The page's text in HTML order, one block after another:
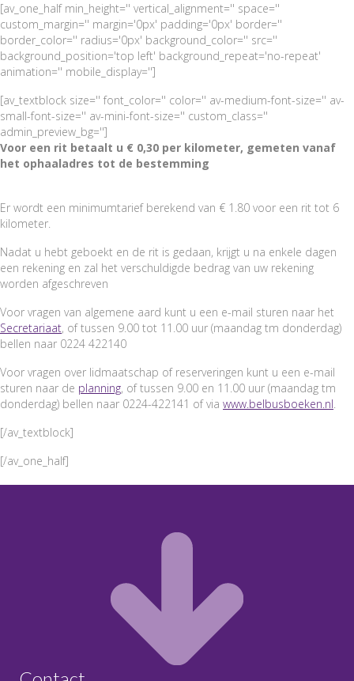
[av_one_half min_height='' vertical_alignment='' space=''
custom_margin='' margin='0px' padding='0px' border=''
border_color='' radius='0px' background_color='' src=''
background_position='top left' background_repeat='no-repeat'
animation='' mobile_display='']
[av_textblock size='' font_color='' color='' av-medium-font-size='' av-
small-font-size='' av-mini-font-size='' custom_class=''
admin_preview_bg='']
Voor een rit betaalt u € 0,30 per kilometer, gemeten vanaf
het ophaaladres tot de bestemming
Er wordt een minimumtarief berekend van € 1.80 voor een rit tot 6
kilometer.
Nadat u hebt geboekt en de rit is gedaan, krijgt u na enkele dagen
een rekening en zal het verschuldigde bedrag van uw rekening
worden afgeschreven
Voor vragen van algemene aard kunt u een e-mail sturen naar het
Secretariaat, of tussen 9.00 tot 11.00 uur (maandag tm donderdag)
bellen naar 0224 422140
Voor vragen over lidmaatschap of reserveringen kunt u een e-mail
sturen naar de planning, of tussen 9.00 en 11.00 uur (maandag tm
donderdag) bellen naar 0224-422141 of via www.belbusboeken.nl.
[/av_textblock]
[/av_one_half]